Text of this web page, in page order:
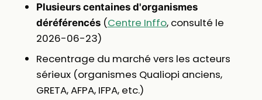
Plusieurs centaines d'organismes
déréférencés(Centre Inffo, consulté le
2026-06-23)
Recentrage du marché vers les acteurs
sérieux (organismes Qualiopi anciens,
GRETA, AFPA, IFPA, etc.)